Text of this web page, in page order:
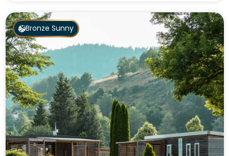
Bronze Sunny